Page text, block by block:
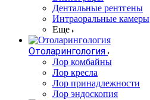
Дентальные рентгены
Интраоральные камеры
Еще
Отоларингология
Лор комбайны
Лор кресла
Лор принадлежности
Лор эндоскопия